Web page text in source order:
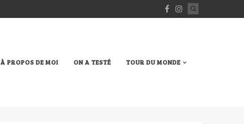
À PROPOS DE MOI ON A TESTÉ TOUR DU MONDE